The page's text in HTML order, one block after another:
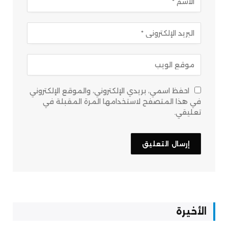
احفظ اسمي، بريدي الإلكتروني، والموقع الإلكتروني
في هذا المتصفح لاستخدامها المرة المقبلة في
تعليقي.
الأخيرة